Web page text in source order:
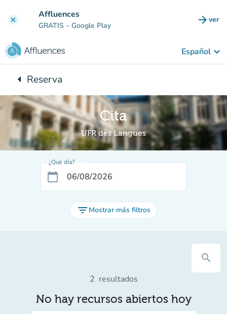
clear Affluences
GRATIS – Google Play arrow_forward ver
Español keyboard_arrow_down
arrow_leftVuelta:
Reserva
Cita
UFR des Langues
¿Qué día?
calendar_today
filter_list Mostrar más filtros
search
2 resultados
No hay recursos abiertos hoy